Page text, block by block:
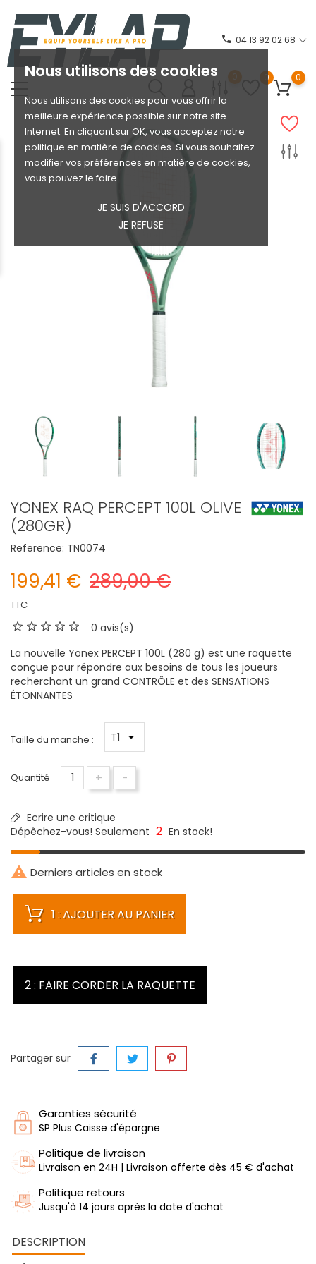
Nous utilisons des cookies
Nous utilisons des cookies pour vous offrir la
meilleure expérience possible sur notre site
Internet. En cliquant sur OK, vous acceptez notre
politique en matière de cookies. Si vous souhaitez
modifier vos préférences en matière de cookies,
vous pouvez le faire.
JE SUIS D'ACCORD
JE REFUSE
phone 04 13 92 02 68
0 0 0
YONEX RAQ PERCEPT 100L OLIVE
(280GR)
Reference: TN0074
199,41 € 289,00 €
TTC
0 avis(s)
La nouvelle Yonex PERCEPT 100L (280 g) est une raquette
conçue pour répondre aux besoins de tous les joueurs
recherchant un grand CONTRÔLE et des SENSATIONS
ÉTONNANTES
Taille du manche :
Quantité + -
Ecrire une critique
Dépêchez-vous! Seulement 2 En stock!
 Derniers articles en stock
1 : AJOUTER AU PANIER
2 : FAIRE CORDER LA RAQUETTE
Partager sur
Garanties sécurité
SP Plus Caisse d'épargne
Politique de livraison
Livraison en 24H | Livraison offerte dès 45 € d'achat
Politique retours
Jusqu'à 14 jours après la date d'achat
DESCRIPTION